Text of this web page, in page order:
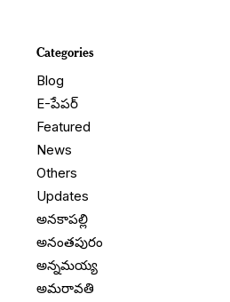
Categories
Blog
E-పేపర్
Featured
News
Others
Updates
అనకాపల్లి
అనంతపురం
అన్నమయ్య
అమరావతి